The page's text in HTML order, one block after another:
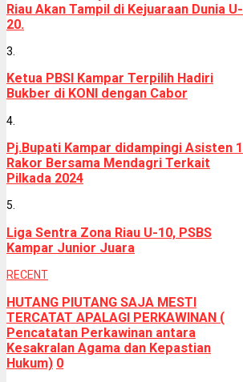
Riau Akan Tampil di Kejuaraan Dunia U-
20.
3.
Ketua PBSI Kampar Terpilih Hadiri
Bukber di KONI dengan Cabor
4.
Pj.Bupati Kampar didampingi Asisten 1
Rakor Bersama Mendagri Terkait
Pilkada 2024
5.
Liga Sentra Zona Riau U-10, PSBS
Kampar Junior Juara
RECENT
HUTANG PIUTANG SAJA MESTI
TERCATAT APALAGI PERKAWINAN (
Pencatatan Perkawinan antara
Kesakralan Agama dan Kepastian
Hukum) 0